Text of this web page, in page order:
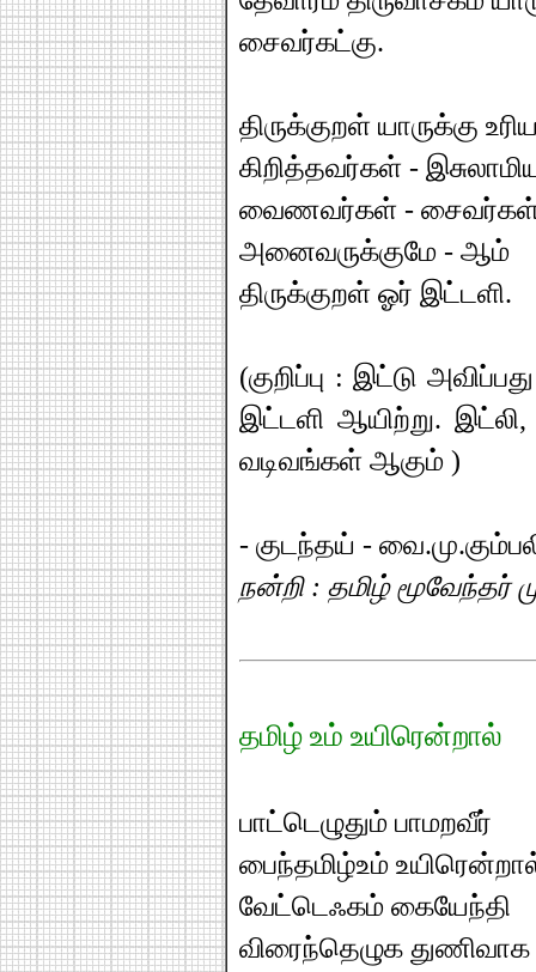
சைவர்கட்கு.
திருக்குறள் யாருக்கு
கிறித்தவர்கள் -
வைணவர்கள் - சைவர்கள்
அனைவருக்குமே - ஆம்
திருக்குறள் ஓர் இட்டளி.
(குறிப்பு : இட்டு
இட்டளி ஆயிற்று.
வடிவங்கள் ஆகும் )
- குடந்தய் -
நன்றி : தமிழ் மூவேந்தர்
தமிழ் உம் உயிரென்றால்
பாட்டெழுதும் பாமறவீர்
பைந்தமிழ்உம்
வேட்டெஃகம் கையேந்தி
விரைந்தெழுக துணிவாக